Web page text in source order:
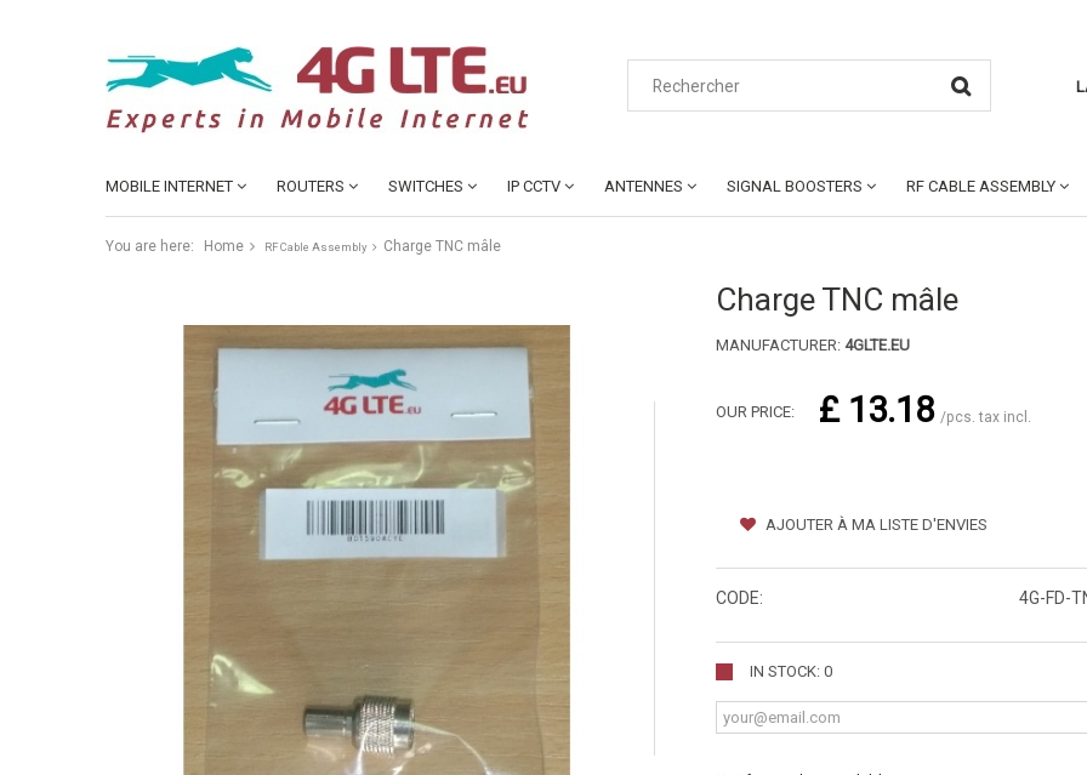
MOBILE INTERNET ROUTERS SWITCHES IP CCTV ANTENNES SIGNAL BOOSTERS RF CABLE ASSEMBLY
You are here: Home RF Cable Assembly Charge TNC mâle
Charge TNC mâle
MANUFACTURER: 4GLTE.EU
OUR PRICE: £ 13.18 /pcs. tax incl.
AJOUTER À MA LISTE D'ENVIES
CODE: 4G-FD-
IN STOCK: 0